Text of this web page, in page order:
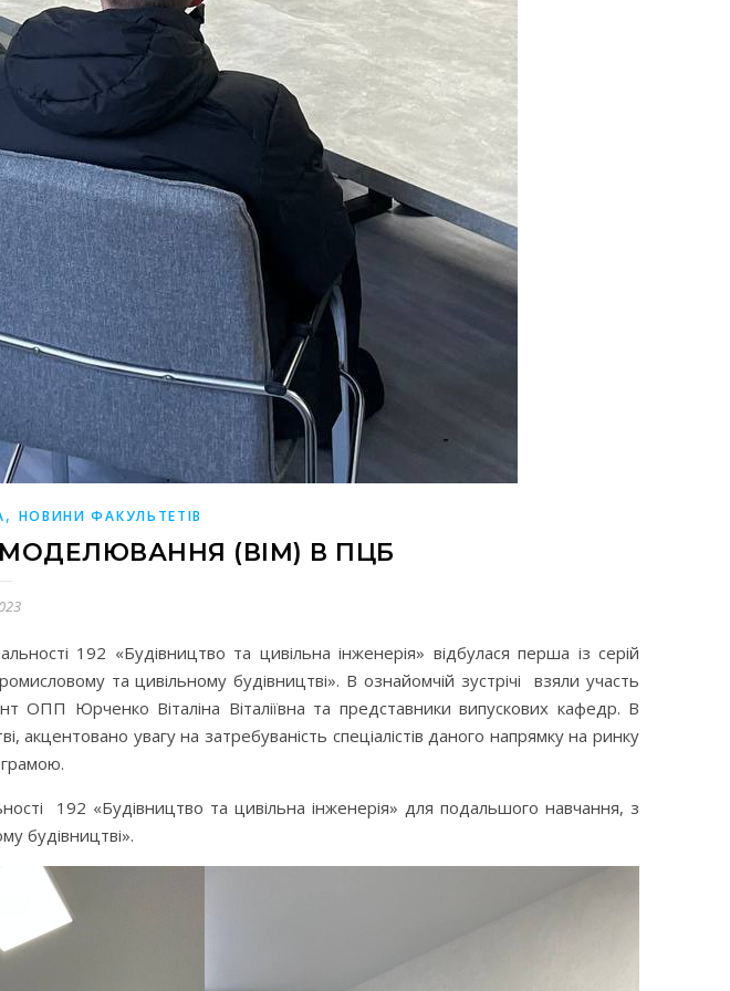
, НОВИНИ ФАКУЛЬТЕТІВ
(ВІМ) В ПЦБ
192 «Будівництво та цивільна інженерія» відбулася перша із серій
та цивільному будівництві». В ознайомчій зустрічі взяли участь
ОПП Юрченко Віталіна Віталіївна та представники випускових кафедр. В
акцентовано увагу на затребуваність спеціалістів даного напрямку на ринку
192 «Будівництво та цивільна інженерія» для подальшого навчання, з
будівництві».